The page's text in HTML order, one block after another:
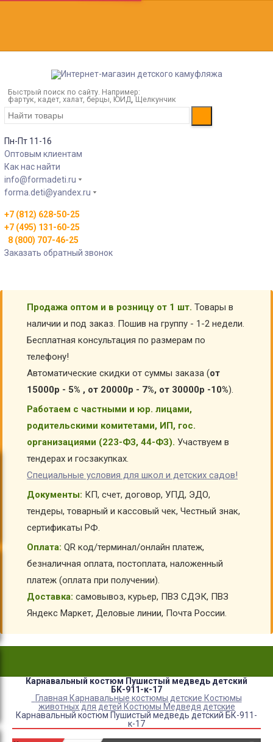
Быстрый поиск по сайту. Например:
фартук, кадет, халат, берцы, ЮИД, Щелкунчик
Пн-Пт 11-16
Оптовым клиентам
Как нас найти
info@formadeti.ru
forma.deti@yandex.ru
+7 (812) 628-50-25
+7 (495) 131-60-25
8 (800) 707-46-25
Заказать обратный звонок
Продажа оптом и в розницу от 1 шт. Товары в
наличии и под заказ. Пошив на группу - 1-2 недели.
Бесплатная консультация по размерам по
телефону!
Автоматические скидки от суммы заказа (от
15000р - 5% , от 20000р - 7%, от 30000р -10%).
Работаем с частными и юр. лицами,
родительскими комитетами, ИП, гос.
организациями (223-ФЗ, 44-ФЗ). Участвуем в
тендерах и госзакупках.
Специальные условия для школ и детских садов!
Документы: КП, счет, договор, УПД, ЭДО,
тендеры, товарный и кассовый чек, Честный знак,
сертификаты РФ.
Оплата: QR код/терминал/онлайн платеж,
безналичная оплата, постоплата, наложенный
платеж (оплата при получении).
Доставка: самовывоз, курьер, ПВЗ СДЭК, ПВЗ
Яндекс Маркет, Деловые линии, Почта России.
Карнавальный костюм Пушистый медведь детский
БК-911-к-17
Главная Карнавальные костюмы детские Костюмы
животных для детей Костюмы Медведя детские
Карнавальный костюм Пушистый медведь детский БК-911-
к-17